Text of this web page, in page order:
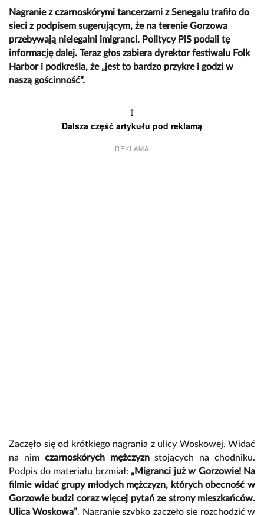
Nagranie z czarnoskórymi tancerzami z Senegalu trafiło do
sieci z podpisem sugerującym, że na terenie Gorzowa
przebywają nielegalni imigranci. Politycy PiS podali tę
informację dalej. Teraz głos zabiera dyrektor festiwalu Folk
Harbor i podkreśla, że „jest to bardzo przykre i godzi w
naszą gościnność”.
↕
Dalsza część artykułu pod reklamą
REKLAMA
Zaczęło się od krótkiego nagrania z ulicy Woskowej. Widać
na nim czarnoskórych mężczyznstojących na chodniku.
Podpis do materiału brzmiał: „Migranci już w Gorzowie! Na
filmie widać grupy młodych mężczyzn, których obecność w
Gorzowie budzi coraz więcej pytań ze strony mieszkańców.
Ulica Woskowa”. Nagranie szybko zaczęło się rozchodzić w